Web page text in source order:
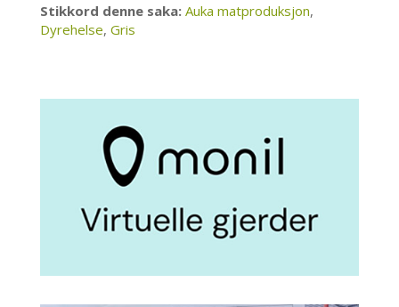
Stikkord denne saka: Auka matproduksjon,
Dyrehelse, Gris